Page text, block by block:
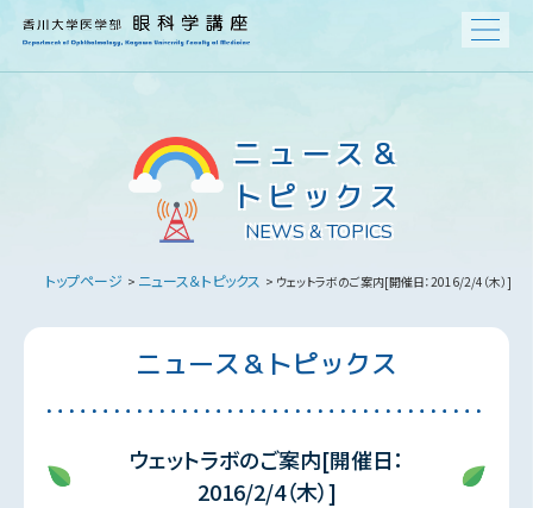
ニュース＆
トピックス
NEWS & TOPICS
トップページ > ニュース＆トピックス > ウェットラボのご案内[開催日：2016/2/4（木）]
ニュース＆トピックス
ウェットラボのご案内[開催日：
2016/2/4（木）]